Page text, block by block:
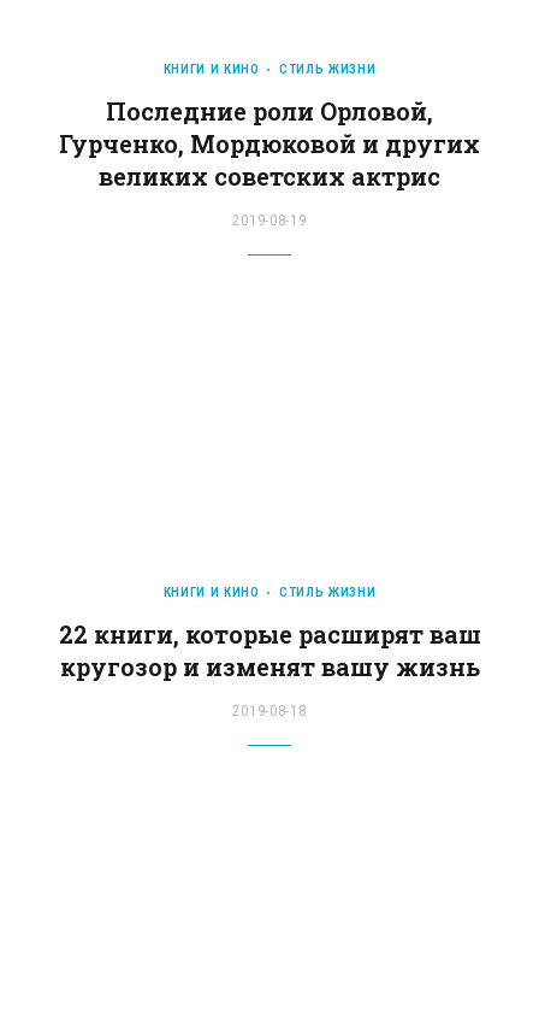
КНИГИ И КИНО СТИЛЬ ЖИЗНИ
Последние роли Орловой,
Гурченко, Мордюковой и других
великих советских актрис
2019-08-19
КНИГИ И КИНО СТИЛЬ ЖИЗНИ
22 книги, которые расширят ваш
кругозор и изменят вашу жизнь
2019-08-18